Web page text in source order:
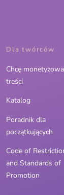
Dla twórców
Chcę
treści
Katalog
Poradnik dla
początkujących
Code of
and Standards of
Promotion